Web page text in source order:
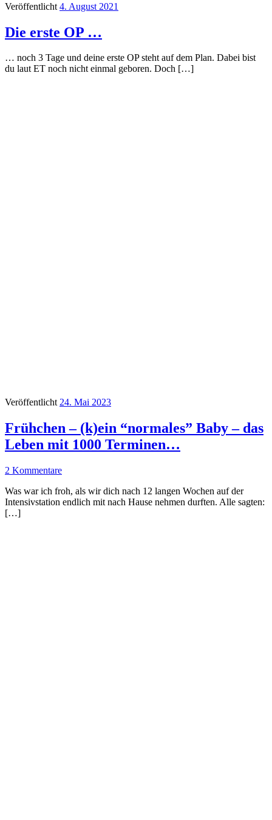
Veröffentlicht 4. August 2021
Die erste OP …
… noch 3 Tage und deine erste OP steht auf dem Plan. Dabei bist
du laut ET noch nicht einmal geboren. Doch […]
Veröffentlicht24. Mai 2023
Frühchen – (k)ein “normales” Baby – das
Leben mit 1000 Terminen…
2 Kommentare
Was war ich froh, als wir dich nach 12 langen Wochen auf der
Intensivstation endlich mit nach Hause nehmen durften. Alle sagten:
[…]